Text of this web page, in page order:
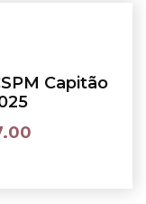
Capitão